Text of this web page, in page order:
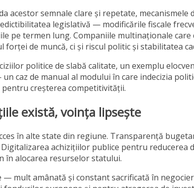
acestor semnale clare și repetate,
legislativă — modificările fiscale
pe termen lung. Companiile multinaționale care
de muncă, ci și riscul politic și stabilitatea
politice de slabă calitate, un exemplu
caz de manual al modului în care indecizia
creșterea competitivității.
există, voința lipsește
în alte state din regiune. Transparență
achizițiilor publice pentru reducerea
în alocarea resurselor statului.
mult amânată și constant sacrificată în